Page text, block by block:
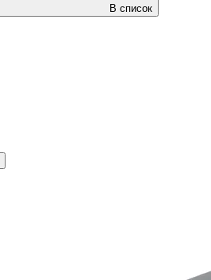
В список